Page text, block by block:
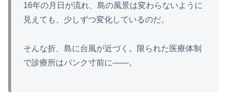
16年の月日が流れ、島の風景は変わらないように
見えても、少しずつ変化しているのだ。
そんな折、島に台風が近づく。限られた医療体制
で診療所はパンク寸前に――。